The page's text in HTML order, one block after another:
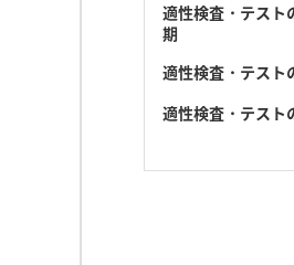
適性検査・テスト
期
適性検査・テスト
適性検査・テスト